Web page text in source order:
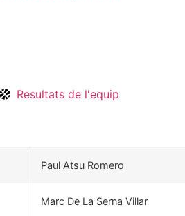
Resultats de l'equip
Paul Atsu Romero
Marc De La Serna Villar